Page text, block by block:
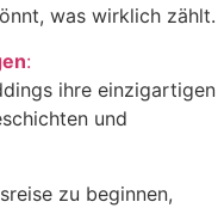
was wirklich zählt.
:
ihre einzigartigen
und
zu beginnen,